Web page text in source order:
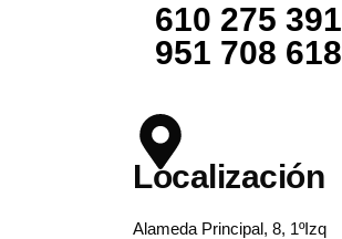
610 275 391
951 708 618
Localización
Alameda Principal, 8, 1ºIzq